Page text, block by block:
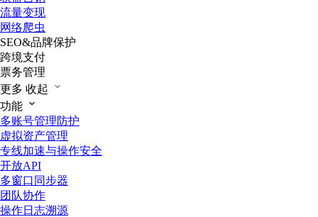
流量变现
网络爬虫
SEO&品牌保护
跨境支付
票务管理
更多 收起
功能
多账号管理防护
虚拟资产管理
专线加速与操作安全
开放API
多窗口同步器
团队协作
操作日志溯源